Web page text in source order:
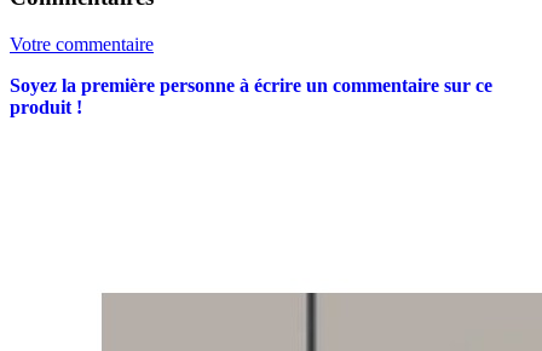
Votre commentaire
Soyez la première personne à écrire un commentaire sur ce
produit !